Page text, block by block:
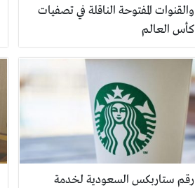
والقنوات المفتوحة الناقلة في تصفيات
كأس العالم
رقم ستاربكس السعودية لخدمة